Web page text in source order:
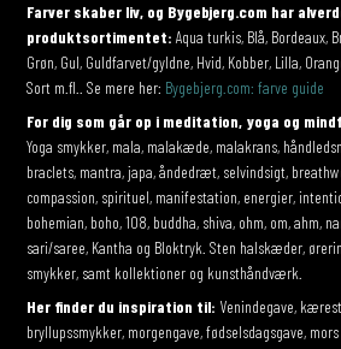
Farver skaber liv, og Bygebjerg.com har
produktsortimentet: Aqua turkis, Blå, Bordeaux,
Grøn, Gul, Guldfarvet/gyldne, Hvid, Kobber, Lilla,
Sort m.fl.. Se mere her: Bygebjerg.com: farve guide
For dig som går op i meditation, yoga og
Yoga smykker, mala, malakæde, malakrans,
braclets, mantra, japa, åndedræt, selvindsigt,
compassion, spirituel, manifestation, energier,
bohemian, boho, 108, buddha, shiva, ohm, om, ahm,
sari/saree, Kantha og Bloktryk. Sten halskæder,
smykker, samt kollektioner og kunsthåndværk.
Her finder du inspiration til: Venindegave,
bryllupssmykker, morgengave, fødselsdagsgave,